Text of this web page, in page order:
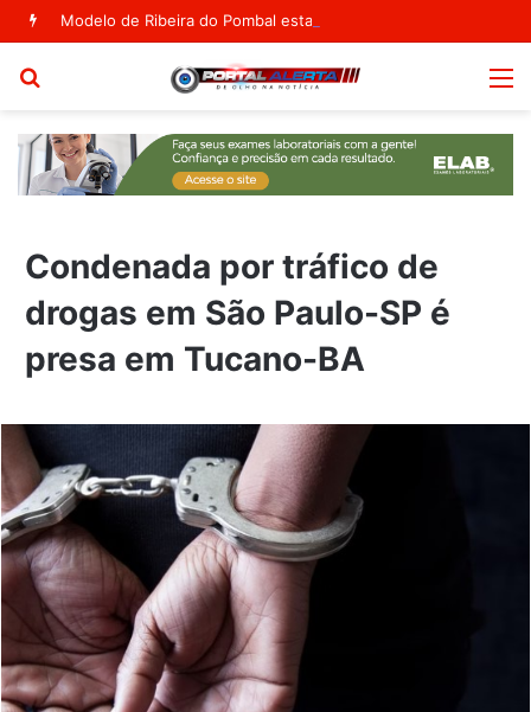
Condenada por tráfico de
drogas em São Paulo-SP é
presa em Tucano-BA